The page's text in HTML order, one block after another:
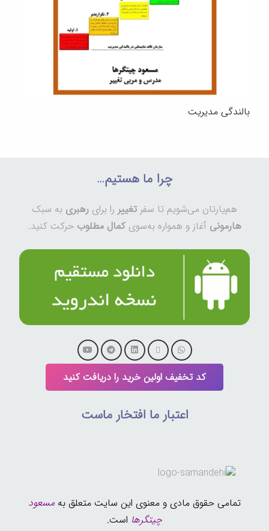
بالندگی مدیریت
چرا ما هستیم…
هم‌یارتان می‌شویم تا سفر تغییر را برای رهبری به سبک
هارمونی آغاز و همواره به‌سوی کمال مطلوب حرکت کنید.
کد تخفیف اولین خرید را دریافت کنید
اعتبار ما افتخار ماست
تمامی حقوق مادی و معنوی این سایت متعلق به مسعود
چیتگرها است.